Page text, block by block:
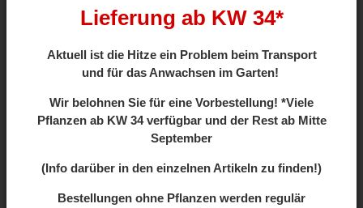
Lieferung ab KW 34*
Aktuell ist die Hitze ein Problem beim Transport
und für das Anwachsen im Garten!
Wir belohnen Sie für eine Vorbestellung! *Viele
Pflanzen ab KW 34 verfügbar und der Rest ab Mitte
September
(Info darüber in den einzelnen Artikeln zu finden!)
Bestellungen ohne Pflanzen werden regulär